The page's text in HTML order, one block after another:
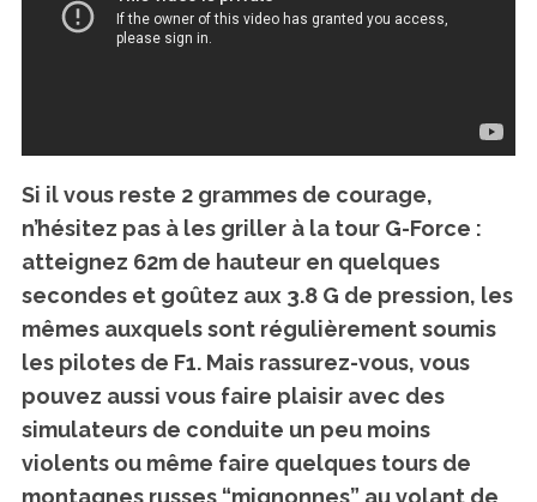
Si il vous reste 2 grammes de courage,
n’hésitez pas à les griller à la tour G-Force :
atteignez 62m de hauteuren quelques
secondes et goûtez aux 3.8 G de pression, les
mêmes auxquels sont régulièrement soumis
les pilotes de F1. Mais rassurez-vous, vous
pouvez aussi vous faire plaisir avec des
simulateurs de conduite un peu moins
violents ou même faire quelques tours de